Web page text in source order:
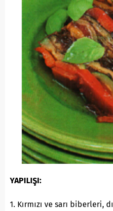
YAPILIŞI:
1. Kırmızı ve sarı biberleri,